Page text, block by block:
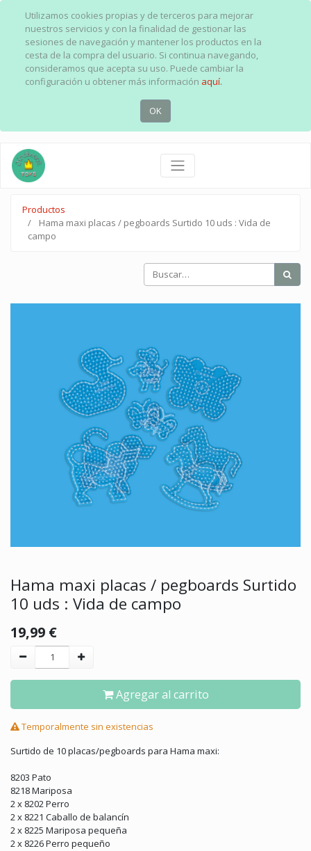
Utilizamos cookies propias y de terceros para mejorar
nuestros servicios y con la finalidad de gestionar las
sesiones de navegación y mantener los productos en la
cesta de la compra del usuario. Si continua navegando,
consideramos que acepta su uso. Puede cambiar la
configuración u obtener más información aquí.
OK
Productos
Hama maxi placas / pegboards Surtido 10 uds : Vida de
campo
Hama maxi placas / pegboards Surtido
10 uds : Vida de campo
19,99 €
Agregar al carrito
Temporalmente sin existencias
Surtido de 10 placas/pegboards para Hama maxi:
8203 Pato
8218 Mariposa
2 x 8202 Perro
2 x 8221 Caballo de balancín
2 x 8225 Mariposa pequeña
2 x 8226 Perro pequeño